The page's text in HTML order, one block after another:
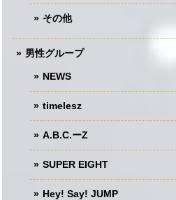
その他
男性グループ
NEWS
timelesz
A.B.C.ーZ
SUPER EIGHT
Hey! Say! JUMP